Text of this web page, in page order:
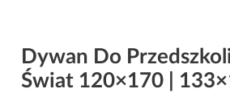
Dywan Do
Świat 120×170 |